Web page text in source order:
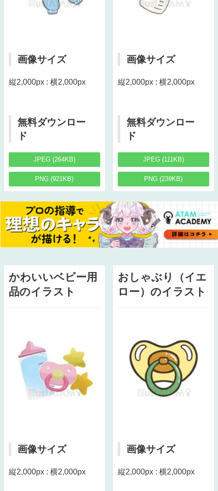
画像サイズ
縦2,000px : 横2,000px
無料ダウンロー
ド
JPEG (264KB)
PNG (921KB)
画像サイズ
縦2,000px : 横2,000px
無料ダウンロー
ド
JPEG (111KB)
PNG (239KB)
かわいいベビー用
品のイラスト
画像サイズ
縦2,000px : 横2,000px
おしゃぶり（イエ
ロー）のイラスト
画像サイズ
縦2,000px : 横2,000px